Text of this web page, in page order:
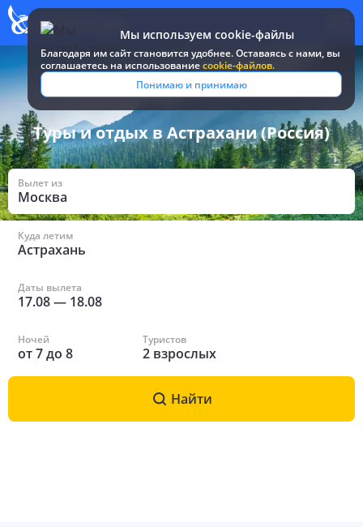
Мы используем cookie-файлы
Благодаря им сайт становится удобнее. Оставаясь c нами, вы
соглашаетесь на использованиеcookie-файлов.
Понимаю и принимаю
Все туры и путевки / Россия / в Астрахани
Туры и отдых в Астрахани (Россия)
Вылет из
Москва
Куда летим
Астрахань
Даты вылета
17.08— 18.08
Ночей
от7до 8
Туристов
2 взрослых
Найти